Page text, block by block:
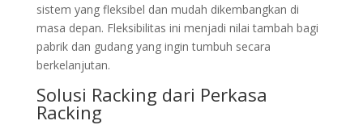
sistem yang fleksibel dan mudah dikembangkan di
masa depan. Fleksibilitas ini menjadi nilai tambah bagi
pabrik dan gudang yang ingin tumbuh secara
berkelanjutan.
Solusi Racking dari Perkasa
Racking